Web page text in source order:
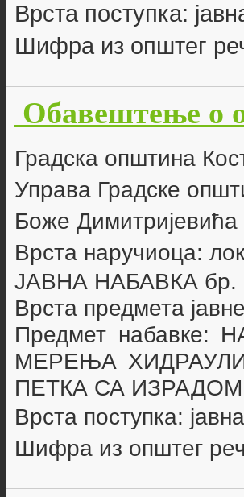
Врста поступка:
Шифра из општег
Обавештење о
Градска општина
Управа Градске
Боже
Врста наручиоца:
ЈАВНА НАБАВКА бр.
Врста предмета
Предмет набавке:
МЕРЕЊА
ПЕТКА СА
Врста поступка:
Шифра из општег